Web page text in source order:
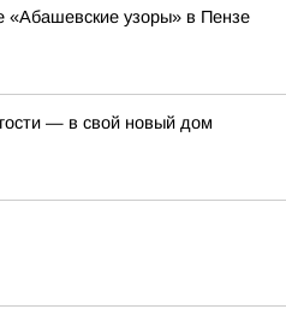
«Абашевские узоры» в Пензе
— в свой новый дом